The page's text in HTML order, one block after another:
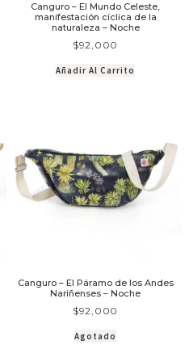
Canguro – El Mundo Celeste,
manifestación cíclica de la
naturaleza – Noche
$92,000
Añadir Al Carrito
Canguro – El Páramo de los Andes
Nariñenses – Noche
$92,000
Agotado